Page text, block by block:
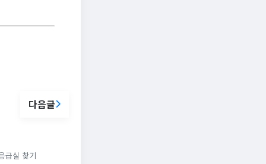
다음글
급실 찾기